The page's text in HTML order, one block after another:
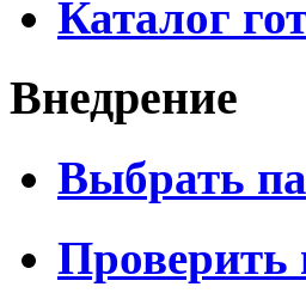
Каталог
Внедрение
Выбрать
Проверить